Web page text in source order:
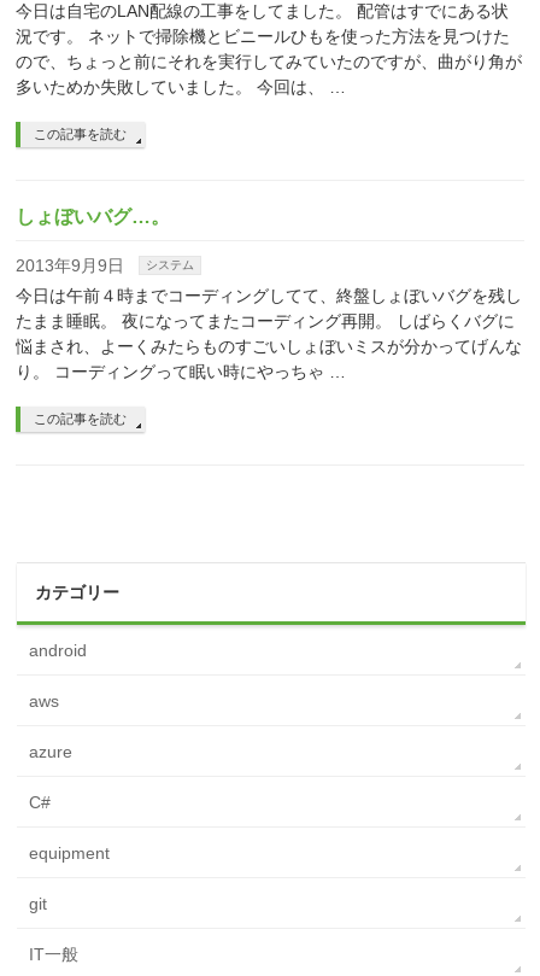
今日は自宅のLAN配線の工事をしてました。 配管はすでにある状
況です。 ネットで掃除機とビニールひもを使った方法を見つけた
ので、ちょっと前にそれを実行してみていたのですが、曲がり角が
多いためか失敗していました。 今回は、 …
この記事を読む
しょぼいバグ…。
2013年9月9日 システム
今日は午前４時までコーディングしてて、終盤しょぼいバグを残し
たまま睡眠。 夜になってまたコーディング再開。 しばらくバグに
悩まされ、よーくみたらものすごいしょぼいミスが分かってげんな
り。 コーディングって眠い時にやっちゃ …
この記事を読む
カテゴリー
android
aws
azure
C#
equipment
git
IT一般